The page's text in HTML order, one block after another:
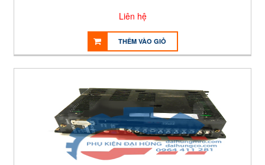
Liên hệ
THÊM VÀO GIỎ